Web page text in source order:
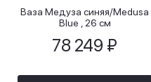
Ваза Медуза синяя/Medusa
Blue , 26 см
78 249 ₽